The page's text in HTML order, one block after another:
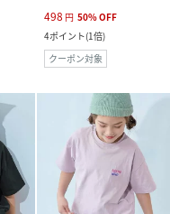
498 円 50%OFF
4ポイント(1倍)
クーポン対象